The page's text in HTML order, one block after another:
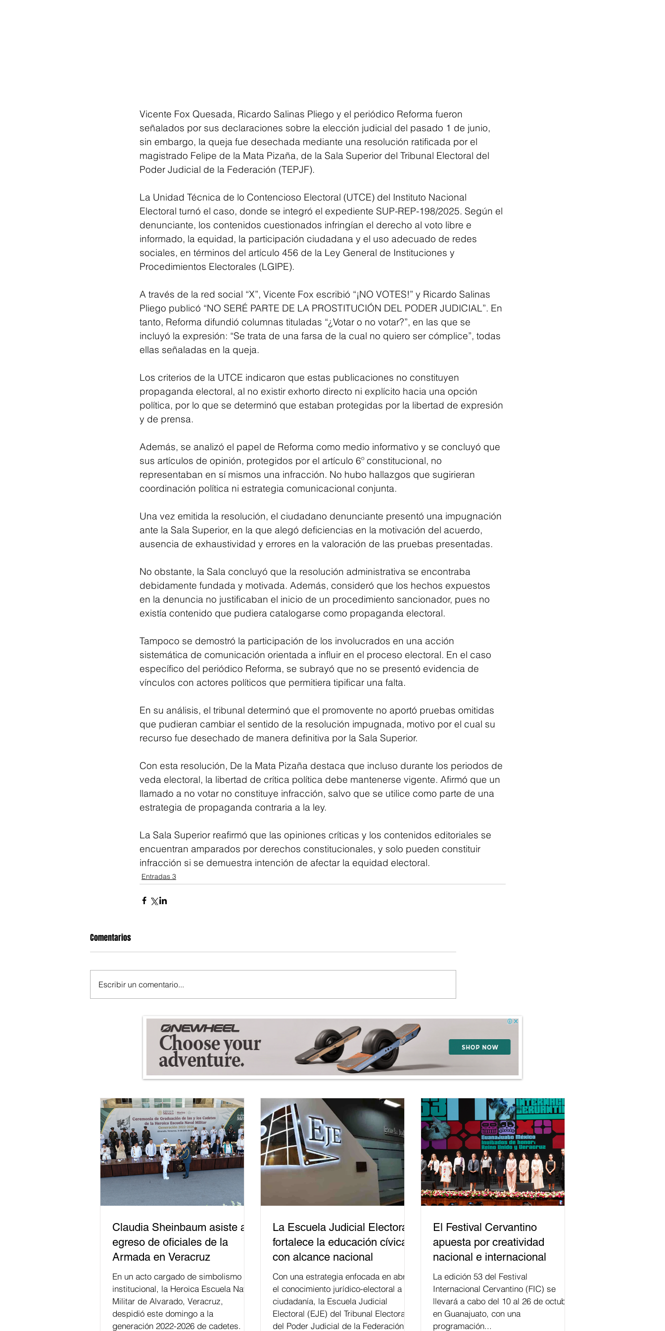
Vicente Fox Quesada, Ricardo Salinas Pliego y el periódico Reforma fueron
señalados por sus declaraciones sobre la elección judicial del pasado 1 de junio,
sin embargo, la queja fue desechada mediante una resolución ratificada por el
magistrado Felipe de la Mata Pizaña, de la Sala Superior del Tribunal Electoral del
Poder Judicial de la Federación (TEPJF).
La Unidad Técnica de lo Contencioso Electoral (UTCE) del Instituto Nacional
Electoral turnó el caso, donde se integró el expediente SUP-REP-198/2025. Según el
denunciante, los contenidos cuestionados infringían el derecho al voto libre e
informado, la equidad, la participación ciudadana y el uso adecuado de redes
sociales, en términos del artículo 456 de la Ley General de Instituciones y
Procedimientos Electorales (LGIPE).
A través de la red social “X”, Vicente Fox escribió “¡NO VOTES!” y Ricardo Salinas
Pliego publicó “NO SERÉ PARTE DE LA PROSTITUCIÓN DEL PODER JUDICIAL”. En
tanto, Reforma difundió columnas tituladas “¿Votar o no votar?”, en las que se
incluyó la expresión: “Se trata de una farsa de la cual no quiero ser cómplice”, todas
ellas señaladas en la queja.
Los criterios de la UTCE indicaron que estas publicaciones no constituyen
propaganda electoral, al no existir exhorto directo ni explícito hacia una opción
política, por lo que se determinó que estaban protegidas por la libertad de expresión
y de prensa.
Además, se analizó el papel de Reforma como medio informativo y se concluyó que
sus artículos de opinión, protegidos por el artículo 6º constitucional, no
representaban en sí mismos una infracción. No hubo hallazgos que sugirieran
coordinación política ni estrategia comunicacional conjunta.
Una vez emitida la resolución, el ciudadano denunciante presentó una impugnación
ante la Sala Superior, en la que alegó deficiencias en la motivación del acuerdo,
ausencia de exhaustividad y errores en la valoración de las pruebas presentadas.
No obstante, la Sala concluyó que la resolución administrativa se encontraba
debidamente fundada y motivada. Además, consideró que los hechos expuestos
en la denuncia no justificaban el inicio de un procedimiento sancionador, pues no
existía contenido que pudiera catalogarse como propaganda electoral.
Tampoco se demostró la participación de los involucrados en una acción
sistemática de comunicación orientada a influir en el proceso electoral. En el caso
específico del periódico Reforma, se subrayó que no se presentó evidencia de
vínculos con actores políticos que permitiera tipificar una falta.
En su análisis, el tribunal determinó que el promovente no aportó pruebas omitidas
que pudieran cambiar el sentido de la resolución impugnada, motivo por el cual su
recurso fue desechado de manera definitiva por la Sala Superior.
Con esta resolución, De la Mata Pizaña destaca que incluso durante los periodos de
veda electoral, la libertad de crítica política debe mantenerse vigente. Afirmó que un
llamado a no votar no constituye infracción, salvo que se utilice como parte de una
estrategia de propaganda contraria a la ley.
La Sala Superior reafirmó que las opiniones críticas y los contenidos editoriales se
encuentran amparados por derechos constitucionales, y solo pueden constituir
infracción si se demuestra intención de afectar la equidad electoral.
Entradas 3
Comentarios
Escribir un comentario...
Claudia Sheinbaum asiste a
egreso de oficiales de la
Armada en Veracruz
En un acto cargado de simbolismo
institucional, la Heroica Escuela Naval
Militar de Alvarado, Veracruz,
despidió este domingo a la
generación 2022-2026 de cadetes.
La Escuela Judicial Electoral
fortalece la educación cívica
con alcance nacional
Con una estrategia enfocada en abrir
el conocimiento jurídico-electoral a la
ciudadanía, la Escuela Judicial
Electoral (EJE) del Tribunal Electoral
del Poder Judicial de la Federación ha
El Festival Cervantino
apuesta por creatividad
nacional e internacional
La edición 53 del Festival
Internacional Cervantino (FIC) se
llevará a cabo del 10 al 26 de octubre
en Guanajuato, con una
programación...